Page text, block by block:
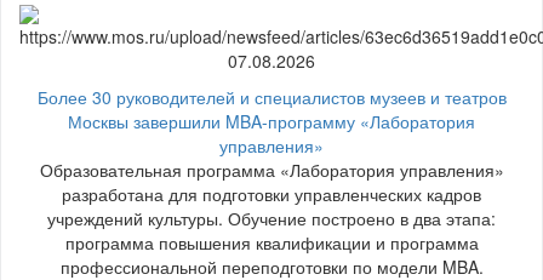
07.08.2026
Более 30 руководителей и специалистов музеев и театров
Москвы завершили MBA-программу «Лаборатория
управления»
Образовательная программа «Лаборатория управления»
разработана для подготовки управленческих кадров
учреждений культуры. Обучение построено в два этапа:
программа повышения квалификации и программа
профессиональной переподготовки по модели MBA.